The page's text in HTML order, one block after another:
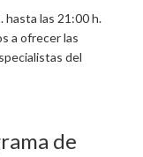
hasta las 21:00 h.
a ofrecer las
del
de